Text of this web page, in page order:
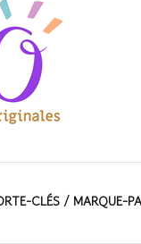
CLÉS / MARQUE-